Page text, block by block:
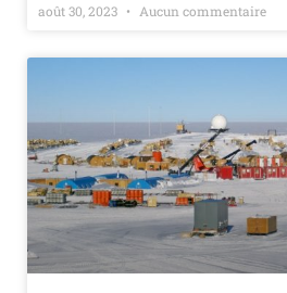
août 30, 2023 Aucun commentaire